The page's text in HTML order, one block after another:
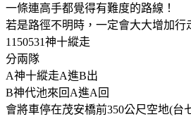
一條連高手都覺得有難度的路線！
若是路徑不明時，一定會大大增加行
1150531神十縱走
分兩隊
A神十縱走A進B出
B神代池來回A進A回
會將車停在茂安橋前350公尺空地(台